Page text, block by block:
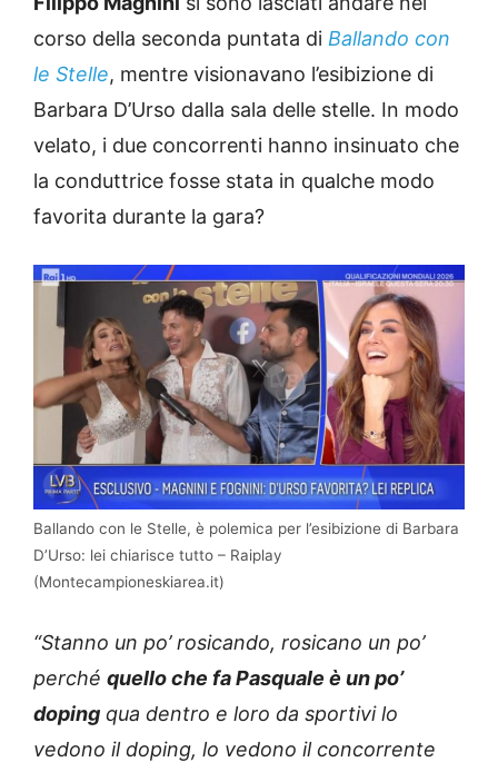
corso della seconda puntata di Ballando con
le Stelle, mentre visionavano l’esibizione di
Barbara D’Urso dalla sala delle stelle. In modo
velato, i due concorrenti hanno insinuato che
la conduttrice fosse stata in qualche modo
favorita durante la gara?
Ballando con le Stelle, è polemica per l’esibizione di Barbara
D’Urso: lei chiarisce tutto – Raiplay
(Montecampioneskiarea.it)
“Stanno un po’ rosicando, rosicano un po’
perché quello che fa Pasquale è un po’
doping qua dentro e loro da sportivi lo
vedono il doping, lo vedono il concorrente